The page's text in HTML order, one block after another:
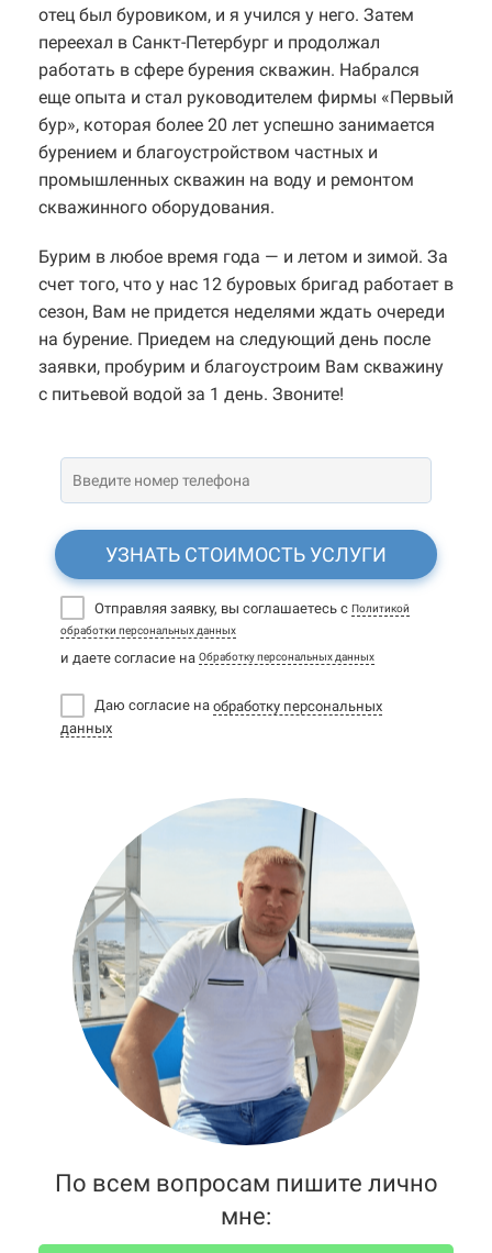
отец был буровиком, и я учился у него. Затем
переехал в Санкт-Петербург и продолжал
работать в сфере бурения скважин. Набрался
еще опыта и стал руководителем фирмы «Первый
бур», которая более 20 лет успешно занимается
бурением и благоустройством частных и
промышленных скважин на воду и ремонтом
скважинного оборудования.
Бурим в любое время года — и летом и зимой. За
счет того, что у нас 12 буровых бригад работает в
сезон, Вам не придется неделями ждать очереди
на бурение. Приедем на следующий день после
заявки, пробурим и благоустроим Вам скважину
с питьевой водой за 1 день. Звоните!
УЗНАТЬ СТОИМОСТЬ УСЛУГИ
Отправляя заявку, вы соглашаетесь с Политикой
обработки персональных данных
и даете согласие на Обработку персональных данных
Даю согласие на обработку персональных
данных
По всем вопросам пишите лично
мне: